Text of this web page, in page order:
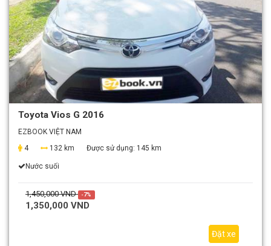
Toyota Vios G 2016
EZBOOK VIỆT NAM
4
132 km Được sử dụng: 145 km
Nước suối
1,450,000 VND -7%
1,350,000 VND
Đặt xe